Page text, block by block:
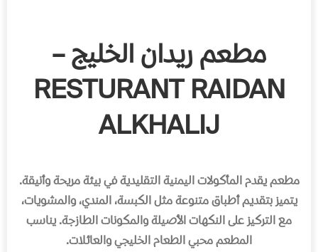
مطعم ريدان الخليج –
RESTURANT RAIDAN
ALKHALIJ
مطعم يقدم المأكولات اليمنية التقليدية في بيئة مريحة وأنيقة.
يتميز بتقديم أطباق متنوعة مثل الكبسة، المندي، والمشويات،
مع التركيز على النكهات الأصيلة والمكونات الطازجة.يناسب
المطعم محبي الطعام الخليجي والعائلات.